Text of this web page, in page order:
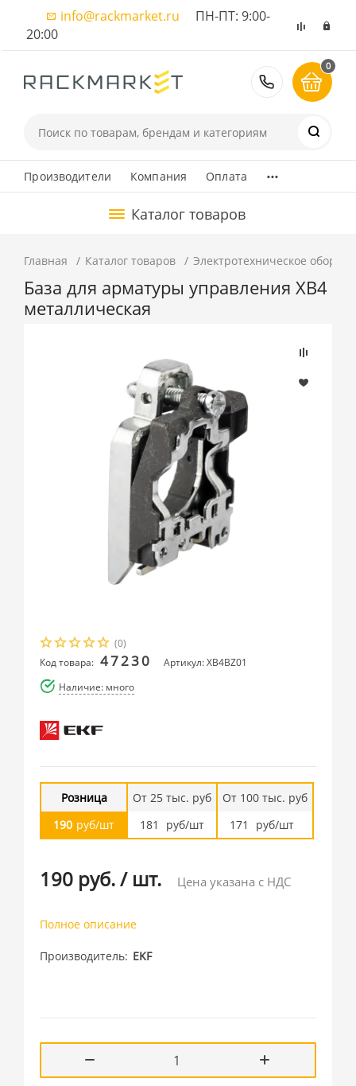
info@rackmarket.ru ПН-ПТ: 9:00-
20:00
8 (495)
0
Производители Компания Оплата ...
Каталог товаров
Главная Каталог товаров Электротехническое
База для арматуры управления XB4
металлическая
(0)
Код товара: 47230
Артикул: XB4BZ01
Наличие: много
Розница
190 руб/шт
От 25 тыс. руб
181
руб/шт
От 100 тыс. руб
171
руб/шт
190 руб./ шт. Цена указана с НДС
Полное описание
Производитель EKF